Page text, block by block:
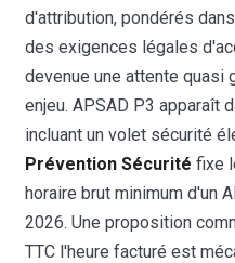
d'attribution, pondérés
des exigences légales
devenue une attente quasi
enjeu. APSAD P3 apparaît
incluant un volet sécurité
Prévention Sécurité fixe
horaire brut minimum d'un
2026. Une proposition
TTC l'heure facturé est